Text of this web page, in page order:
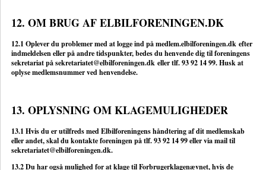
12. OM BRUG AF ELBILFORENINGEN.DK
12.1 Oplever du problemer med at logge ind på medlem.elbilforeningen.dk efter
indmeldelsen eller på andre tidspunkter, bedes du henvende dig til foreningens
sekretariat på sekretariatet@elbilforeningen.dk eller tlf. 93 92 14 99. Husk at
oplyse medlemsnummer ved henvendelse.
13. OPLYSNING OM KLAGEMULIGHEDER
13.1 Hvis du er utilfreds med Elbilforeningens håndtering af dit medlemskab
eller andet, skal du kontakte foreningen på tlf. 93 92 14 99 eller via mail til
sekretariatet@elbilforeningen.dk.
13.2 Du har også mulighed for at klage til Forbrugerklagenævnet, hvis de